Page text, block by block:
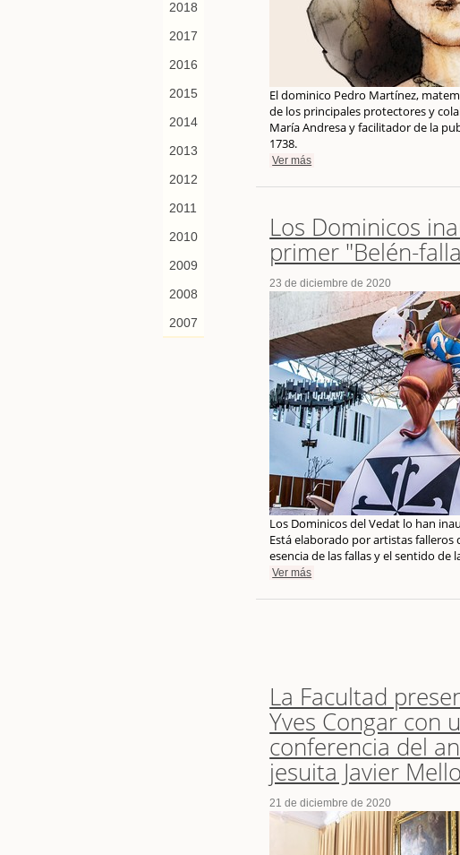
2018
2017
2016
2015
2014
2013
2012
2011
2010
2009
2008
2007
El dominico Pedro Martínez,
de los principales protectores y
María Andresa y facilitador de la
1738.
Ver más
Los Dominicos
primer "Belén-
23 de diciembre de 2020
Los Dominicos del Vedat lo han
Está elaborado por artistas falleros
esencia de las fallas y el sentido de
Ver más
La Facultad
Yves Congar con
conferencia del
jesuita Javier
21 de diciembre de 2020